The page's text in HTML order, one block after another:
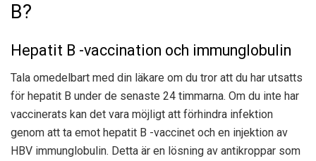
B?
Hepatit B -vaccination och immunglobulin
Tala omedelbart med din läkare om du tror att du har utsatts
för hepatit B under de senaste 24 timmarna. Om du inte har
vaccinerats kan det vara möjligt att förhindra infektion
genom att ta emot hepatit B -vaccinet och en injektion av
HBV immunglobulin. Detta är en lösning av antikroppar som